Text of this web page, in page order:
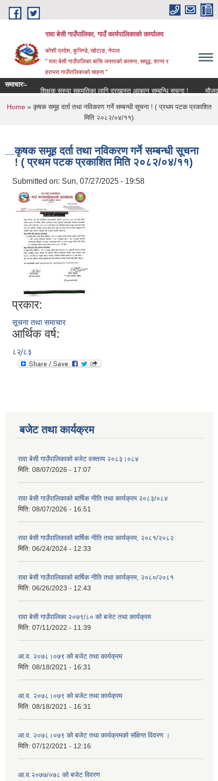
Skip to main content
रावा बेसी गाउँपालिका, गाउँ कार्यपालिकाको कार्यालय
कोशी प्रदेश, कुभिण्डे, खोटाङ, नेपाल
" रावा बेसी गाउँपालिका बासि जनताको कामना, समृद्ध, शान्त र
हराभरा गाउँपालिकाको चाहना "
समाचारः-
शिक्षक सरुवा सहमतिका लागि दरखास्त आव्हान सम्बन्धि सूचना !
मौजुदा
You are here
Home» कृषक समूह दर्ता तथा नविकरण गर्ने सम्बन्धी सूचना ! ( प्रथम पटक प्रकाशित
मिति २०८२/०४/११)
कृषक समूह दर्ता तथा नविकरण गर्ने सम्बन्धी सूचना
! ( प्रथम पटक प्रकाशित मिति २०८२/०४/११)
Submitted on: Sun, 07/27/2025 - 19:58
प्रकार:
सूचना तथा समाचार
आर्थिक वर्ष:
८२्/८३
बजेट तथा कार्यक्रम
रावा बेसी गाउँपालिकाको बजेट वक्तव्य २०८३।०८४
मिति: 08/07/2026 - 17:07
रावा बेसी गाउँपालिकाको बार्षिक नीति तथा कार्यक्रम २०८३/०८४
मिति: 08/07/2026 - 16:51
रावा बेसी गाउँपालिकाको बार्षिक नीति तथा कार्यक्रम, २०८१/२०८२
मिति: 06/24/2024 - 12:33
रावा बेसी गाउँपालिकाको बार्षिक नीति तथा कार्यक्रम, २०८०/२०८१
मिति: 06/26/2023 - 12:43
रावा बेसी गाउँपालिका २०७९/८० को बजेट तथा कार्यक्रम
मिति: 07/11/2022 - 11:39
आ.व. २०७८।०७९ को बजेट तथा कार्यक्रम
मिति: 08/18/2021 - 16:31
आ.व. २०७८।०७९ को बजेट तथा कार्यक्रम
मिति: 08/18/2021 - 16:31
आ.व. २०७८।०७९ को बजेट तथा कार्यक्रमको संक्षिप्त विवरण ।
मिति: 07/12/2021 - 12:16
आ.व.२०७७/०७८ को बजेट विवरण